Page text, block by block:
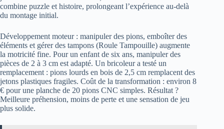
combine puzzle et histoire, prolongeant l’expérience au-delà
du montage initial.
Développement moteur : manipuler des pions, emboîter des
éléments et gérer des tampons (Roule Tampouille) augmente
la motricité fine. Pour un enfant de six ans, manipuler des
pièces de 2 à 3 cm est adapté. Un bricoleur a testé un
remplacement : pions lourds en bois de 2,5 cm remplacent des
jetons plastiques fragiles. Coût de la transformation : environ 8
€ pour une planche de 20 pions CNC simples. Résultat ?
Meilleure préhension, moins de perte et une sensation de jeu
plus solide.